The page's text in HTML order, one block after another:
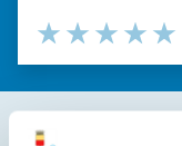
Valuta la chiarezza
Seleziona il
Valuta
Valuta 3
Valuta 2 stelle
Valuta 1 stelle su 5